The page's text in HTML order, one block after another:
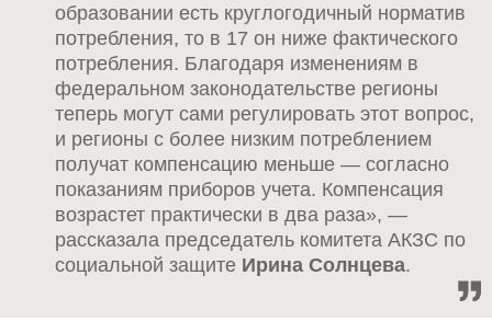
образовании есть круглогодичный норматив
потребления, то в 17 он ниже фактического
потребления. Благодаря изменениям в
федеральном законодательстве регионы
теперь могут сами регулировать этот вопрос,
и регионы с более низким потреблением
получат компенсацию меньше — согласно
показаниям приборов учета. Компенсация
возрастет практически в два раза», —
рассказала председатель комитета АКЗС по
социальной защите Ирина Солнцева.